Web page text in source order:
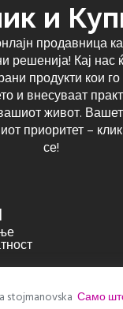
и
продавница
решенија! Кај нас
продукти кои
и внесуваат
живот.
приоритет –
се!
stojmanovska Само